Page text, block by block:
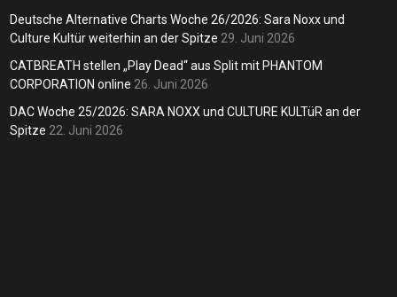
Deutsche Alternative Charts Woche 26/2026: Sara Noxx und
Culture Kultür weiterhin an der Spitze 29. Juni 2026
CATBREATH stellen „Play Dead“ aus Split mit PHANTOM
CORPORATION online 26. Juni 2026
DAC Woche 25/2026: SARA NOXX und CULTURE KULTüR an der
Spitze 22. Juni 2026